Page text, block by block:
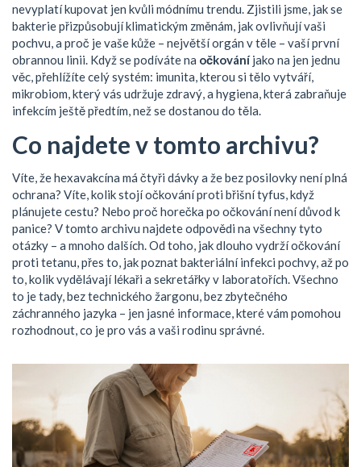
nevyplatí kupovat jen kvůli módnímu trendu. Zjistili jsme, jak se
bakterie přizpůsobují klimatickým změnám, jak ovlivňují vaši
pochvu, a proč je vaše kůže – největší orgán v těle – vaší první
obrannou linii. Když se podíváte na očkováníjako na jen jednu
věc, přehlížíte celý systém: imunita, kterou si tělo vytváří,
mikrobiom, který vás udržuje zdravý, a hygiena, která zabraňuje
infekcím ještě předtím, než se dostanou do těla.
Co najdete v tomto archivu?
Víte, že hexavakcína má čtyři dávky a že bez posilovky není plná
ochrana? Víte, kolik stojí očkování proti břišní tyfus, když
plánujete cestu? Nebo proč horečka po očkování není důvod k
panice? V tomto archivu najdete odpovědi na všechny tyto
otázky – a mnoho dalších. Od toho, jak dlouho vydrží očkování
proti tetanu, přes to, jak poznat bakteriální infekci pochvy, až po
to, kolik vydělávají lékaři a sekretářky v laboratořích. Všechno
to je tady, bez technického žargonu, bez zbytečného
záchranného jazyka – jen jasné informace, které vám pomohou
rozhodnout, co je pro vás a vaši rodinu správné.